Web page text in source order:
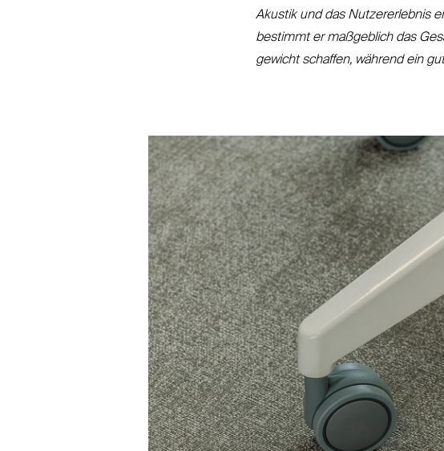
Akustik und das Nut­zer­erlebnis
bestimmt er maß­geblich das
gewicht schaffen, während ein